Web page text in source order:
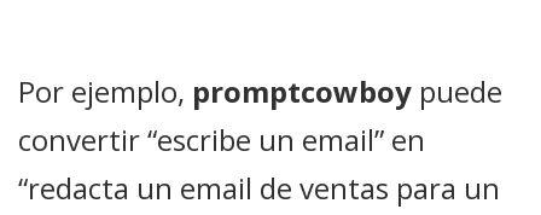
Por ejemplo, promptcowboy puede
convertir “escribe un email” en
“redacta un email de ventas para un